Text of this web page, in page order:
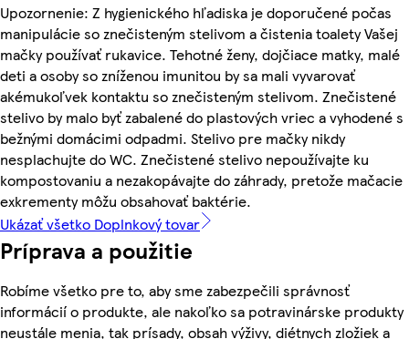
Upozornenie: Z hygienického hľadiska je doporučené počas
manipulácie so znečisteným stelivom a čistenia toalety Vašej
mačky používať rukavice. Tehotné ženy, dojčiace matky, malé
deti a osoby so zníženou imunitou by sa mali vyvarovať
akémukoľvek kontaktu so znečisteným stelivom. Znečistené
stelivo by malo byť zabalené do plastových vriec a vyhodené s
bežnými domácimi odpadmi. Stelivo pre mačky nikdy
nesplachujte do WC. Znečistené stelivo nepoužívajte ku
kompostovaniu a nezakopávajte do záhrady, pretože mačacie
exkrementy môžu obsahovať baktérie.
Ukázať všetko Doplnkový tovar
Príprava a použitie
Robíme všetko pre to, aby sme zabezpečili správnosť
informácií o produkte, ale nakoľko sa potravinárske produkty
neustále menia, tak prísady, obsah výživy, diétnych zložiek a